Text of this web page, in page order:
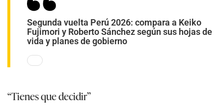
Segunda vuelta Perú 2026: compara a Keiko
Fujimori y Roberto Sánchez según sus hojas de
vida y planes de gobierno
“Tienes que decidir”